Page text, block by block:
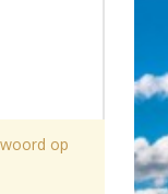
op